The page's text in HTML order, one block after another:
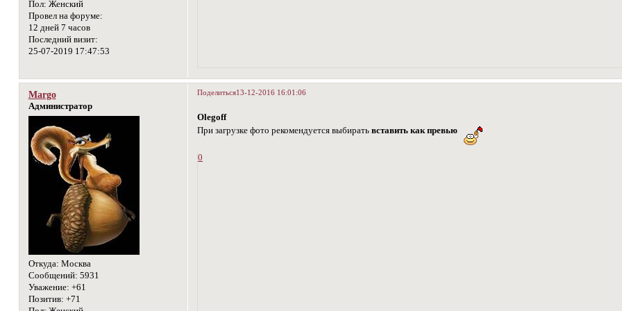
Пол: Женский
Провел на форуме:
12 дней 7 часов
Последний визит:
25-07-2019 17:47:53
Поделиться13-12-2016 16:01:06
Margo
Администратор
Откуда: Москва
Сообщений: 5931
Уважение: +61
Позитив: +71
Olegoff
При загрузке фото рекомендуется выбирать вставить как превью
0